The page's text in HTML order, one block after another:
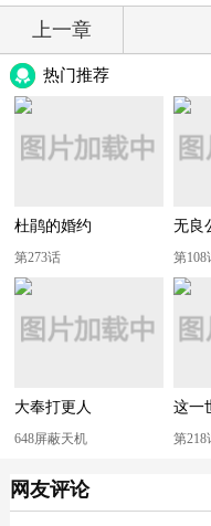
上一章
热门推荐
杜鹃的婚约
第273话
无良
第108
大奉打更人
648屏蔽天机
这一
第218
网友评论